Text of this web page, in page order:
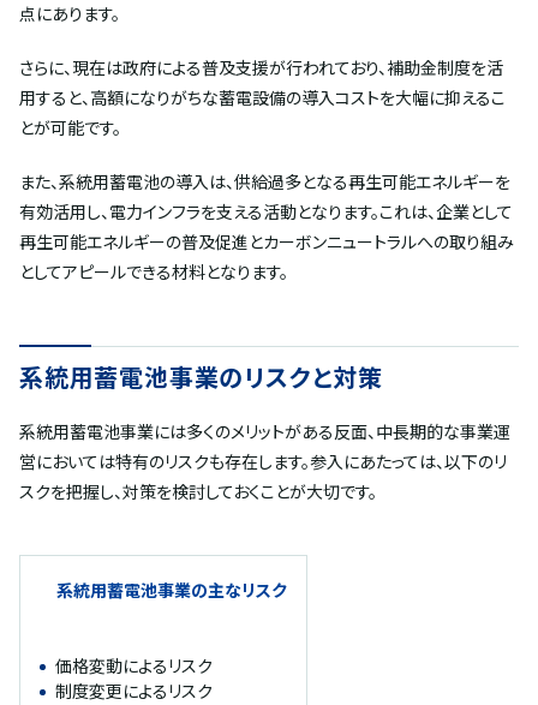
点にあります。
さらに、現在は政府による普及支援が行われており、補助金制度を活
用すると、高額になりがちな蓄電設備の導入コストを大幅に抑えるこ
とが可能です。
また、系統用蓄電池の導入は、供給過多となる再生可能エネルギーを
有効活用し、電力インフラを支える活動となります。これは、企業として
再生可能エネルギーの普及促進とカーボンニュートラルへの取り組み
としてアピールできる材料となります。
系統用蓄電池事業のリスクと対策
系統用蓄電池事業には多くのメリットがある反面、中長期的な事業運
営においては特有のリスクも存在します。参入にあたっては、以下のリ
スクを把握し、対策を検討しておくことが大切です。
系統用蓄電池事業の主なリスク
価格変動によるリスク
制度変更によるリスク